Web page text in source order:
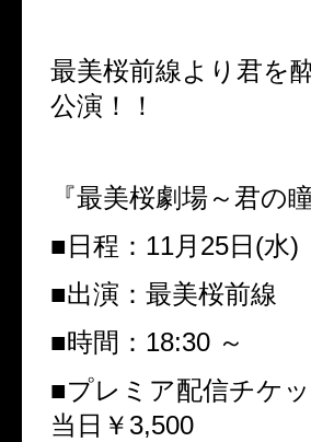
最美桜前線より君を
公演！！
『最美桜劇場～君の
■日程：11月25日(水)
■出演：最美桜前線
■時間：18:30 ～
■プレミア配信チケ
当日￥3,500